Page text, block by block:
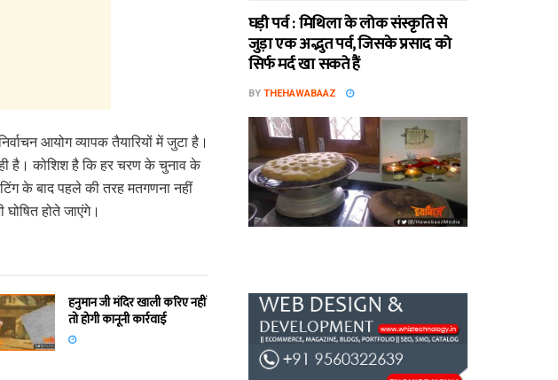
आयोग व्यापक तैयारियों में जुटा है।
है। कोशिश है कि हर चरण के चुनाव के
के बाद पहले की तरह मतगणना नहीं
होते जाएंगे।
हनुमान जी मंदिर खाली करिए नहीं
तो होगी कानूनी कार्रवाई
घड़ी पर्व : मिथि‍ला के लोक संस्कृति से
जुड़ा एक अद्भुत पर्व, जिसके प्रसाद को
सिर्फ मर्द खा सकते हैं
BY THEHAWABAAZ